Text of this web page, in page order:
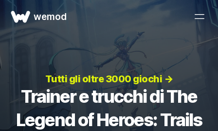
wemod
Tutti gli oltre 3000 giochi →
Trainer e trucchi di The
Legend of Heroes: Trails